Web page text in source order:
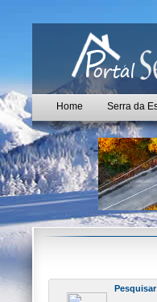
Home Serra da